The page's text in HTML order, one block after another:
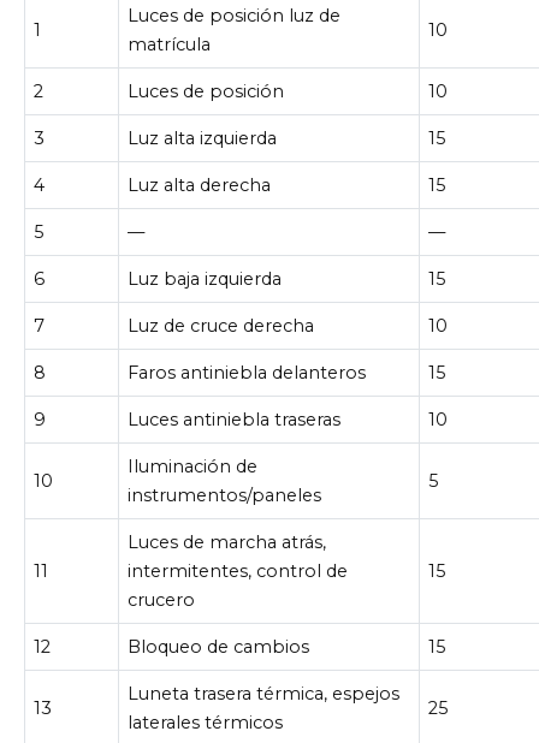
1
Luces de posición luz de
matrícula
10
2 Luces de posición 10
3 Luz alta izquierda 15
4 Luz alta derecha 15
5 — —
6 Luz baja izquierda 15
7 Luz de cruce derecha 10
8 Faros antiniebla delanteros 15
9 Luces antiniebla traseras 10
10
Iluminación de
instrumentos/paneles
5
11
Luces de marcha atrás,
intermitentes, control de
crucero
15
12 Bloqueo de cambios 15
13
Luneta trasera térmica, espejos
laterales térmicos
25